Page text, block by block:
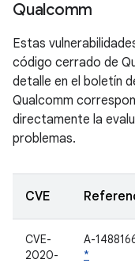
Qualcomm
Estas
código cerrado de
detalle en el boletín
Qualcomm
directamente la
problemas.
CVE
CVE-
2020-
A-
*